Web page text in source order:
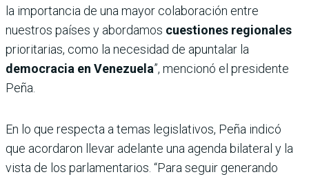
la importancia de una mayor colaboración entre
nuestros países y abordamos cuestiones regionales
prioritarias, como la necesidad de apuntalar la
democracia en Venezuela”, mencionó el presidente
Peña.
En lo que respecta a temas legislativos, Peña indicó
que acordaron llevar adelante una agenda bilateral y la
vista de los parlamentarios. “Para seguir generando